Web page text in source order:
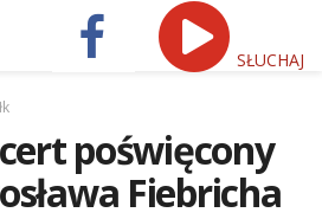
SŁUCHAJ
poświęcony
Fiebricha